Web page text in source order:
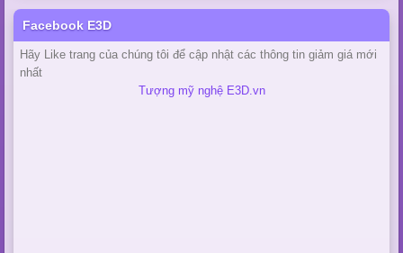
Facebook E3D
Hãy Like trang của chúng tôi để cập nhật các thông tin giảm giá mới
nhất
Tượng mỹ nghệ E3D.vn